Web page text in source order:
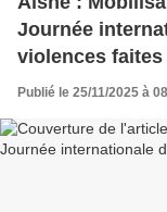
Journée
violences
Publié le 25/11/2025 à